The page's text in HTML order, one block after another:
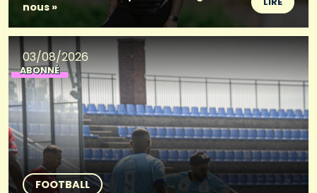
nous »
03/08/2026
ABONNÉ
FOOTBALL